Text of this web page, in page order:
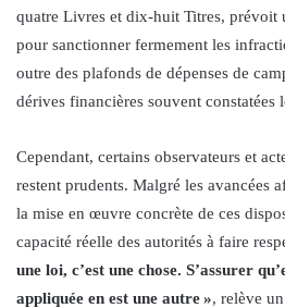
quatre Livres et dix-huit Titres, prévoit
pour sanctionner fermement les
outre des plafonds de dépenses de
dérives financières souvent constatées
Cependant, certains observateurs et
restent prudents. Malgré les avancées
la mise en œuvre concrète de ces
capacité réelle des autorités à faire
une loi, c’est une chose. S’assurer
appliquée en est une autre », relève